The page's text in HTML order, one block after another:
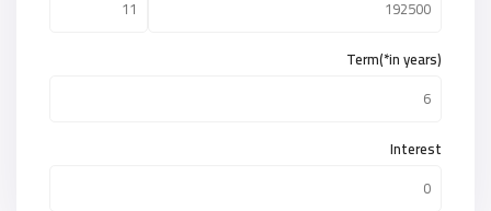
Term(*in years)
Interest